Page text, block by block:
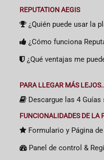
REPUTATION AEGIS
¿Quién puede usar la
¿Cómo funciona
¿Qué ventajas me
PARA LLEGAR MÁS
Descargue las 4
FUNCIONALIDADES DE LA
Formulario y Página
Panel de control &